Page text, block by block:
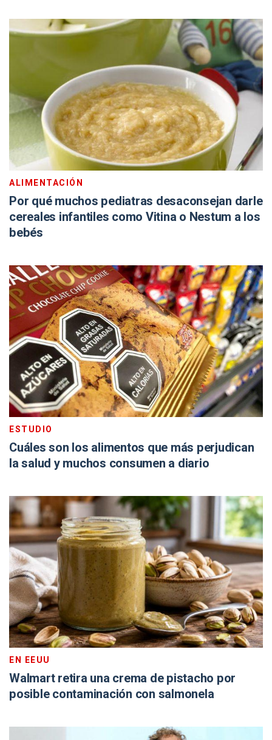
ALIMENTACIÓN
Por qué muchos pediatras desaconsejan darle
cereales infantiles como Vitina o Nestum a los
bebés
ESTUDIO
Cuáles son los alimentos que más perjudican
la salud y muchos consumen a diario
EN EEUU
Walmart retira una crema de pistacho por
posible contaminación con salmonela